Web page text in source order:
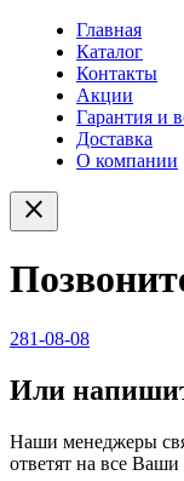
Главная
Каталог
Контакты
Акции
Гарантия и
Доставка
О компании
close
281-08-08
Или
Наши менеджеры
ответят на все